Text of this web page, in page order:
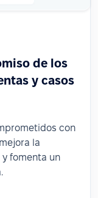
de los
y casos
con
la
fomenta un